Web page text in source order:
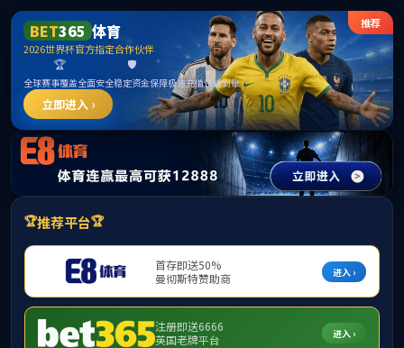
3044永利集团(中国)有限公司
提示：您当前ip并非校内地址，该信息仅允许校内地址访问
首页 关闭此页